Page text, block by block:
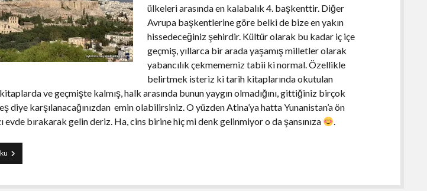
ülkeleri arasında en kalabalık 4. başkenttir. Diğer
Avrupa başkentlerine göre belki de bize en yakın
hissedeceğiniz şehirdir. Kültür olarak bu kadar iç içe
geçmiş, yıllarca bir arada yaşamış milletler olarak
yabancılık çekmememiz tabii ki normal. Özellikle
belirtmek isteriz ki tarih kitaplarında okutulan
ve geçmişte kalmış, halk arasında bunun yaygın olmadığını, gittiğiniz birçok
diye karşılanacağınızdan emin olabilirsiniz. O yüzden Atina’ya hatta Yunanistan’a ön
evde bırakarak gelin deriz. Ha, cins birine hiç mi denk gelinmiyor o da şansınıza
.
Atina